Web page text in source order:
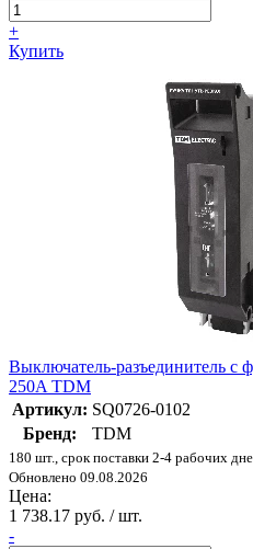
+
Купить
Выключатель-разъединитель
250A TDM
Артикул: SQ0726-0102
Бренд:
TDM
180 шт., срок поставки 2-4 рабочих
Обновлено 09.08.2026
Цена:
1 738.17 руб. / шт.
-